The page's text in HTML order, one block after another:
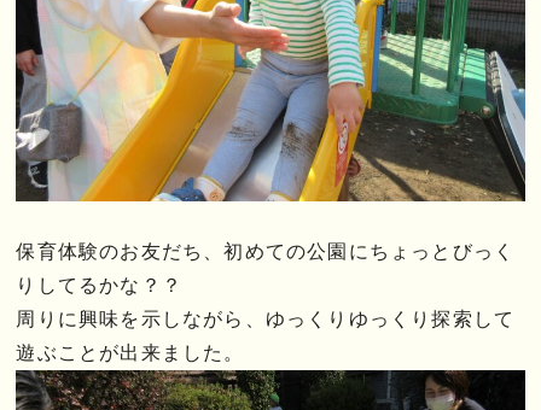
保育体験のお友だち、初めての公園にちょっとびっく
りしてるかな？？
周りに興味を示しながら、ゆっくりゆっくり探索して
遊ぶことが出来ました。